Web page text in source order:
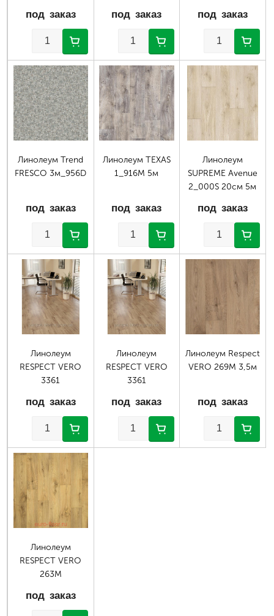
под заказ под заказ под заказ
Линолеум Trend
FRESCO 3м_956D
под заказ
Линолеум TEXAS
1_916M 5м
под заказ
Линолеум
SUPREME Avenue
2_000S 20см 5м
под заказ
Линолеум
RESPECT VERO
3361
под заказ
Линолеум
RESPECT VERO
3361
под заказ
Линолеум Respect
VERO 269М 3,5м
под заказ
Линолеум
RESPECT VERO
263М
под заказ
Страницы